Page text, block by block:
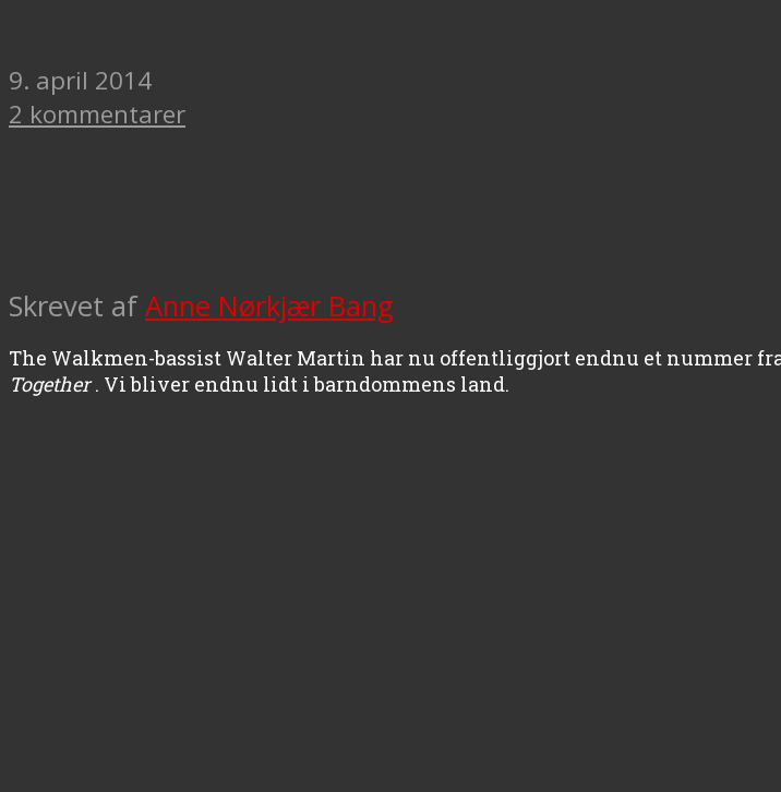
9. april 2014
2 kommentarer
Skrevet afAnne Nørkjær Bang
The Walkmen-bassist Walter Martin har nu offentliggjort endnu et nummer
Together. Vi bliver endnu lidt i barndommens land.